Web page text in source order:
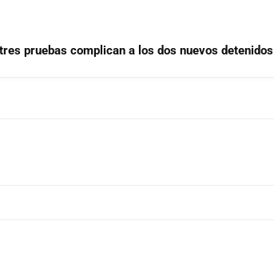
pruebas complican a los dos nuevos detenidos